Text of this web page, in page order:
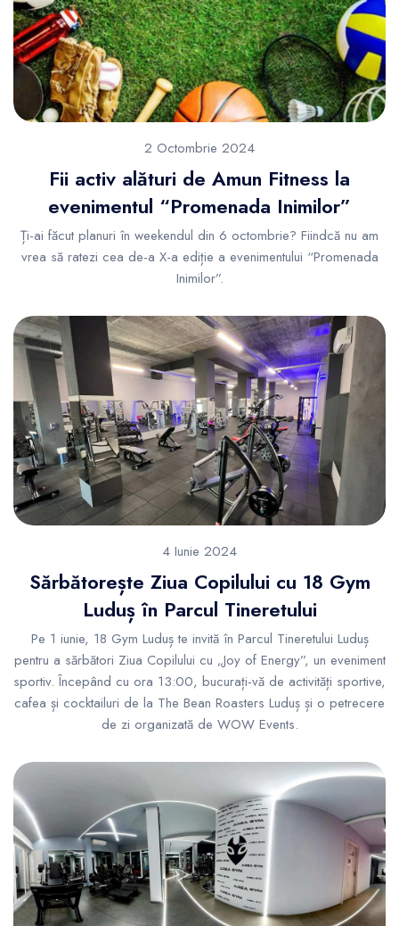
2 Octombrie 2024
Fii activ alături de Amun Fitness la
evenimentul “Promenada Inimilor”
Ți-ai făcut planuri în weekendul din 6 octombrie? Fiindcă nu am
vrea să ratezi cea de-a X-a ediție a evenimentului “Promenada
Inimilor”.
4 Iunie 2024
Sărbătorește Ziua Copilului cu 18 Gym
Luduș în Parcul Tineretului
Pe 1 iunie, 18 Gym Luduș te invită în Parcul Tineretului Luduș
pentru a sărbători Ziua Copilului cu „Joy of Energy”, un eveniment
sportiv. Începând cu ora 13:00, bucurați-vă de activități sportive,
cafea și cocktailuri de la The Bean Roasters Luduș și o petrecere
de zi organizată de WOW Events.